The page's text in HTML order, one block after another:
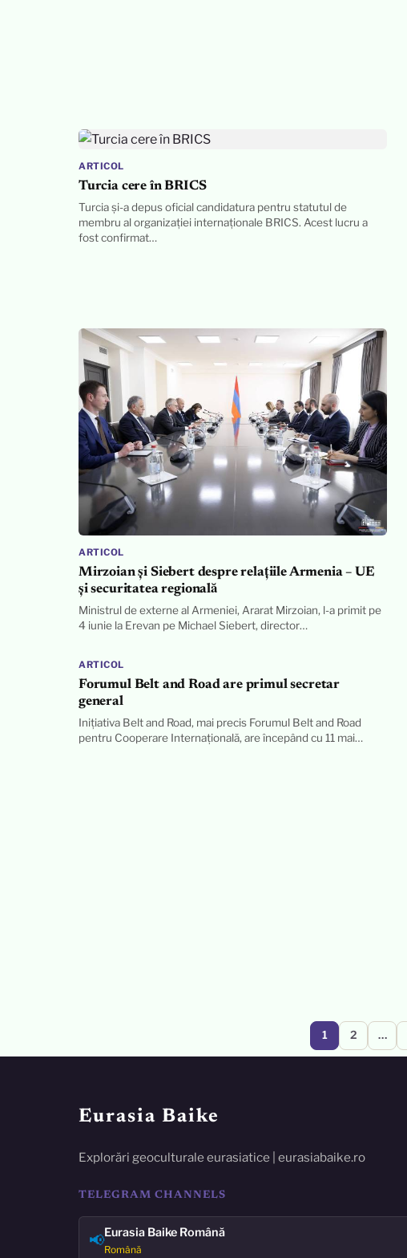
ARTICOL
Turcia cere în BRICS
Turcia și-a depus oficial candidatura pentru statutul de
membru al organizației internaționale BRICS. Acest lucru a
fost confirmat…
ARTICOL
Mirzoian și Siebert despre relațiile Armenia – UE
și securitatea regională
Ministrul de externe al Armeniei, Ararat Mirzoian, l-a primit pe
4 iunie la Erevan pe Michael Siebert, director…
ARTICOL
Forumul Belt and Road are primul secretar
general
Inițiativa Belt and Road, mai precis Forumul Belt and Road
pentru Cooperare Internațională, are începând cu 11 mai…
1 2 …
Eurasia Baike
Explorări geoculturale eurasiatice | eurasiabaike.ro
TELEGRAM CHANNELS
📢Eurasia Baike Română
Română